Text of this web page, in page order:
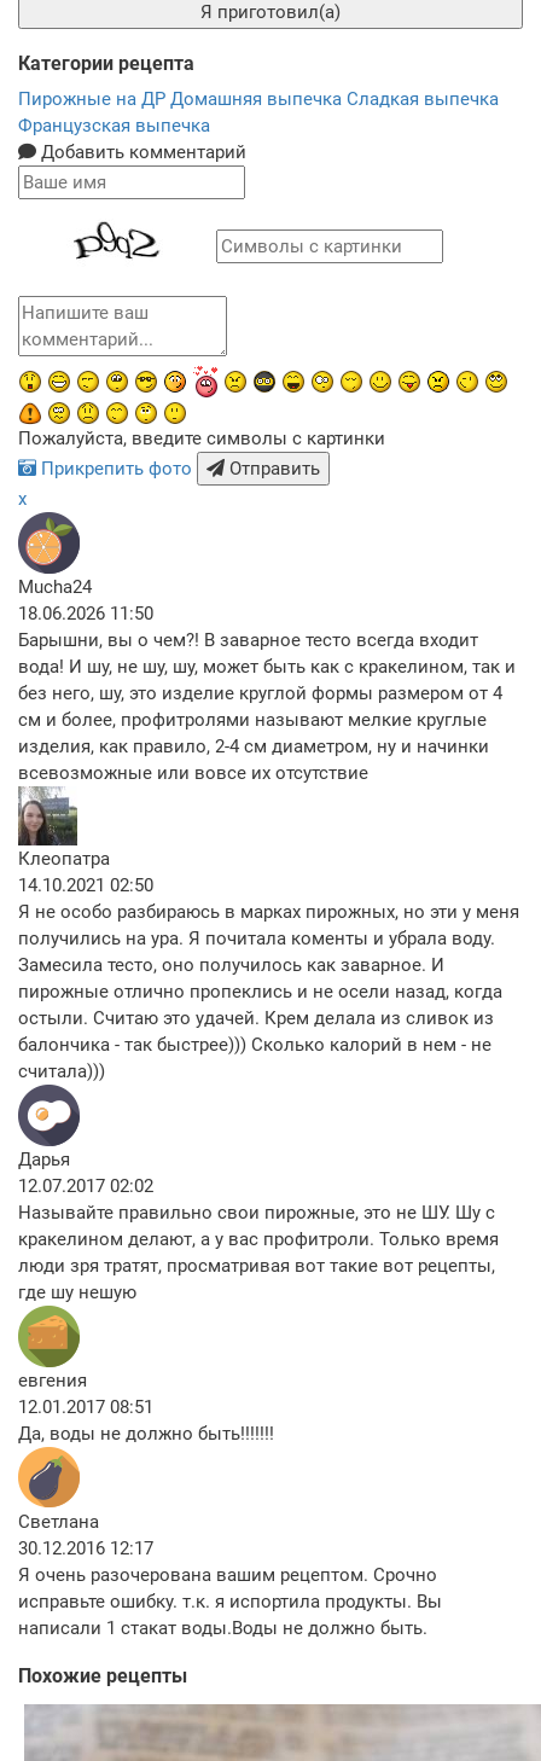
Я приготовил(а)
Категории рецепта
Пирожные на ДР Домашняя выпечка Сладкая выпечка
Французская выпечка
Добавить комментарий
Пожалуйста, введите символы с картинки
Прикрепить фото
Отправить
x
Mucha24
18.06.2026 11:50
Барышни, вы о чем?! В заварное тесто всегда входит
вода! И шу, не шу, шу, может быть как с кракелином, так и
без него, шу, это изделие круглой формы размером от 4
см и более, профитролями называют мелкие круглые
изделия, как правило, 2-4 см диаметром, ну и начинки
всевозможные или вовсе их отсутствие
Клеопатра
14.10.2021 02:50
Я не особо разбираюсь в марках пирожных, но эти у меня
получились на ура. Я почитала коменты и убрала воду.
Замесила тесто, оно получилось как заварное. И
пирожные отлично пропеклись и не осели назад, когда
остыли. Считаю это удачей. Крем делала из сливок из
балончика - так быстрее))) Сколько калорий в нем - не
считала)))
Дарья
12.07.2017 02:02
Называйте правильно свои пирожные, это не ШУ. Шу с
кракелином делают, а у вас профитроли. Только время
люди зря тратят, просматривая вот такие вот рецепты,
где шу нешую
евгения
12.01.2017 08:51
Да, воды не должно быть!!!!!!!
Светлана
30.12.2016 12:17
Я очень разочерована вашим рецептом. Срочно
исправьте ошибку. т.к. я испортила продукты. Вы
написали 1 стакат воды.Воды не должно быть.
Похожие рецепты